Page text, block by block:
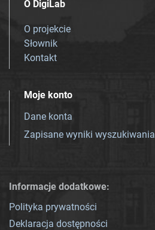
O DigiLab
O projekcie
Słownik
Kontakt
Moje konto
Dane konta
Zapisane wyniki wyszukiwania
Informacje dodatkowe:
Polityka prywatności
Deklaracja dostępności